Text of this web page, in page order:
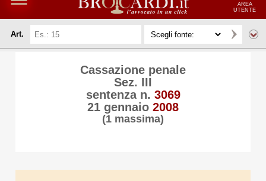
AREA
UTENTE
Art.
Cassazione penale
Sez. III
sentenza n. 3069
21 gennaio 2008
(1 massima)